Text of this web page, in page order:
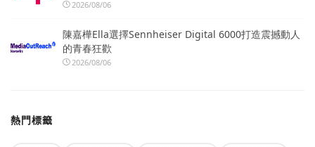
2026/08/06
陳嘉樺Ella選擇Sennheiser Digital 6000打造震撼動人
的青春狂歡
2026/08/06
熱門標籤